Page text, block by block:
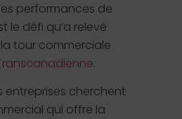
performances de
le défi qu’a relevé
tour commerciale
.
entreprises cherchent
qui offre la